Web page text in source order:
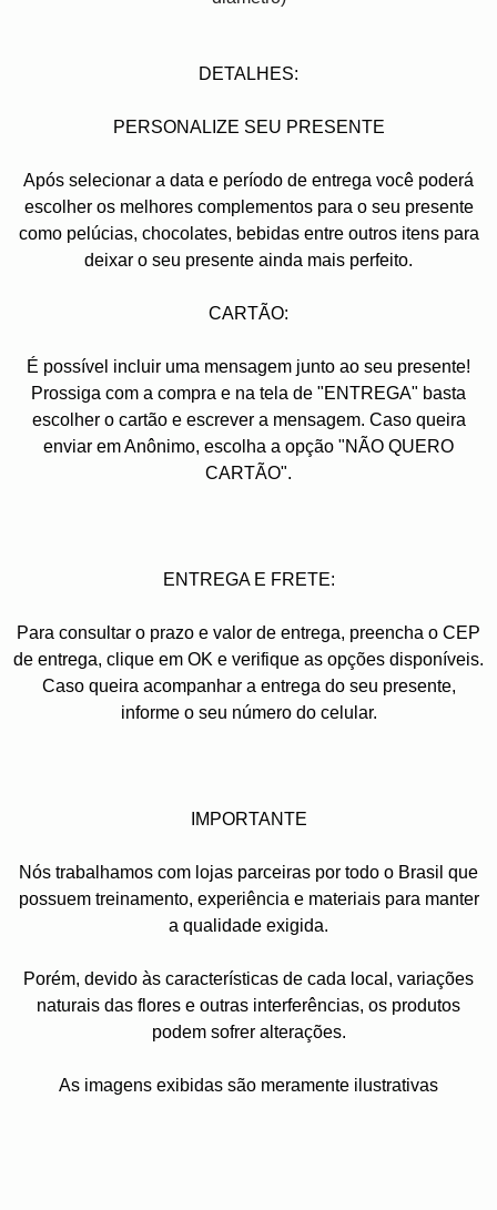
DETALHES:
PERSONALIZE SEU PRESENTE
Após selecionar a data e período de entrega você poder
escolher os melhores complementos para o seu presente
como pelúcias, chocolates, bebidas entre outros itens para
deixar o seu presente ainda mais perfeito.
CARTÃO:
É possível incluir uma mensagem junto ao seu presente!
Prossiga com a compra e na tela de "ENTREGA" basta
escolher o cartão e escrever a mensagem. Caso queira
enviar em Anônimo, escolha a opção "NÃO QUERO
CARTÃO".
ENTREGA E FRETE:
Para consultar o prazo e valor de entrega, preencha o CEP
de entrega, clique em OK e verifique as opções disponíveis.
Caso queira acompanhar a entrega do seu presente,
informe o seu número do celular.
IMPORTANTE
Nós trabalhamos com lojas parceiras por todo o Brasil que
possuem treinamento, experiência e materiais para manter
a qualidade exigida.
Porém, devido às características de cada local, variações
naturais das flores e outras interferências, os produtos
podem sofrer alterações.
As imagens exibidas são meramente ilustrativas